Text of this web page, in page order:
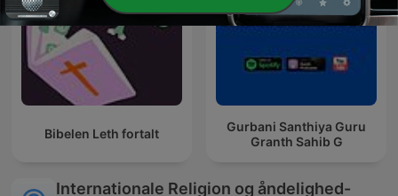
Bibelen Leth fortalt
Gurbani Santhiya Guru
Granth Sahib G
Internationale Religion og åndelighed-